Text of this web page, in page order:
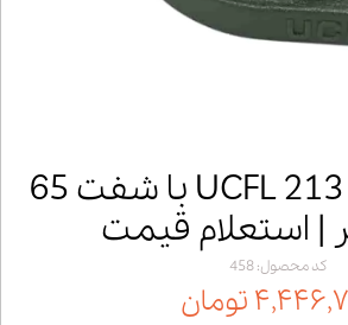
خرید یاتاقان UCFL 213 با شفت 65
| استعلام قیمت
کد محصول: 458
تومان